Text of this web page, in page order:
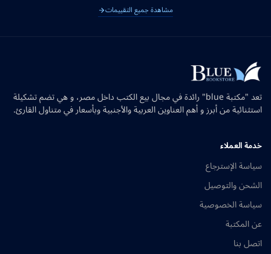
مشاهدة جميع التقييمات
تعد "مكتبة blue" رائدة في مجال بيع الكتب داخل مصر، و هي تضم تشكيلة
استثنائية من أبرز و أهم العناوين العربية والأجنبية وبأسعار في متناول القارئ.
خدمة العملاء
سياسة الإسترجاع
الشحن والتوصيل
سياسة الخصوصية
عن المكتبة
اتصل بنا